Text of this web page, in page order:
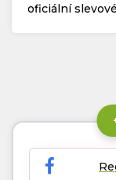
oficiální